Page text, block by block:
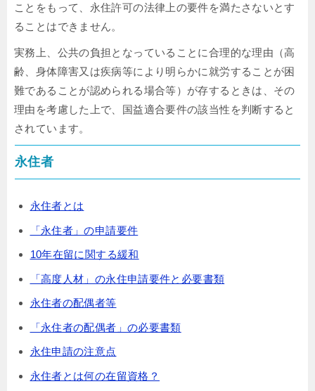
ことをもって、永住許可の法律上の要件を満たさないとす
ることはできません。
実務上、公共の負担となっていることに合理的な理由（高
齢、身体障害又は疾病等により明らかに就労することが困
難であることが認められる場合等）が存するときは、その
理由を考慮した上で、国益適合要件の該当性を判断すると
されています。
永住者
永住者とは
「永住者」の申請要件
10年在留に関する緩和
「高度人材」の永住申請要件と必要書類
永住者の配偶者等
「永住者の配偶者」の必要書類
永住申請の注意点
永住者とは何の在留資格？